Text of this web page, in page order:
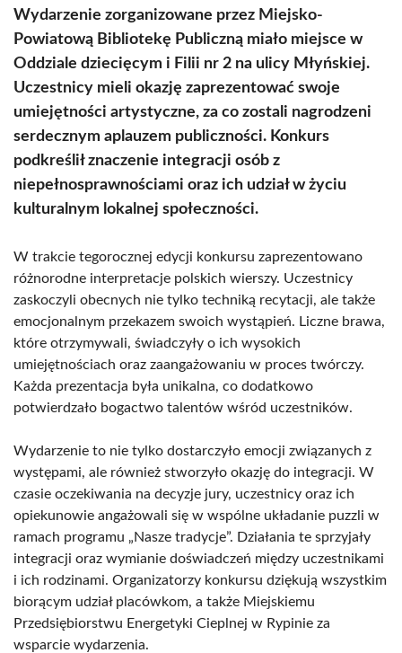
Wydarzenie zorganizowane przez Miejsko-
Powiatową Bibliotekę Publiczną miało miejsce w
Oddziale dziecięcym i Filii nr 2 na ulicy Młyńskiej.
Uczestnicy mieli okazję zaprezentować swoje
umiejętności artystyczne, za co zostali nagrodzeni
serdecznym aplauzem publiczności. Konkurs
podkreślił znaczenie integracji osób z
niepełnosprawnościami oraz ich udział w życiu
kulturalnym lokalnej społeczności.
W trakcie tegorocznej edycji konkursu zaprezentowano
różnorodne interpretacje polskich wierszy. Uczestnicy
zaskoczyli obecnych nie tylko techniką recytacji, ale także
emocjonalnym przekazem swoich wystąpień. Liczne brawa,
które otrzymywali, świadczyły o ich wysokich
umiejętnościach oraz zaangażowaniu w proces twórczy.
Każda prezentacja była unikalna, co dodatkowo
potwierdzało bogactwo talentów wśród uczestników.
Wydarzenie to nie tylko dostarczyło emocji związanych z
występami, ale również stworzyło okazję do integracji. W
czasie oczekiwania na decyzje jury, uczestnicy oraz ich
opiekunowie angażowali się w wspólne układanie puzzli w
ramach programu „Nasze tradycje”. Działania te sprzyjały
integracji oraz wymianie doświadczeń między uczestnikami
i ich rodzinami. Organizatorzy konkursu dziękują wszystkim
biorącym udział placówkom, a także Miejskiemu
Przedsiębiorstwu Energetyki Cieplnej w Rypinie za
wsparcie wydarzenia.